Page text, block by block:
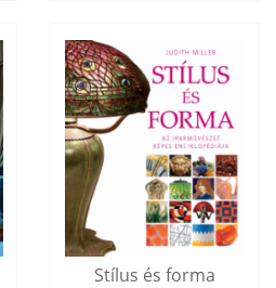
Stílus és forma